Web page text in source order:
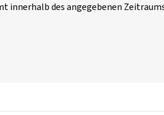
innerhalb des angegebenen